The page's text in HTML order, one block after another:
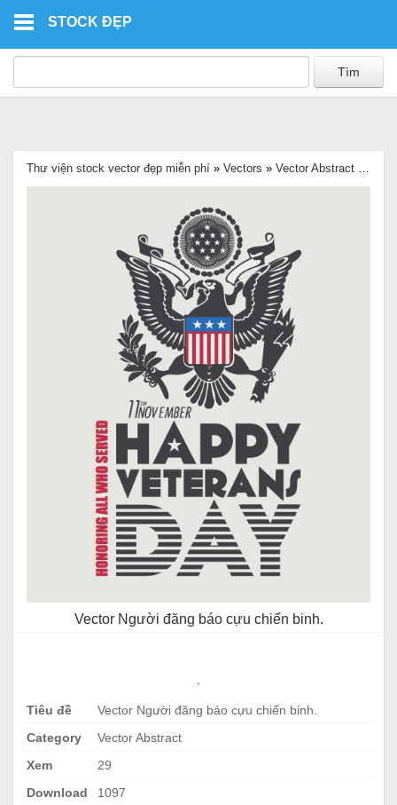
STOCK ĐẸP
Thư viện stock vector đẹp miễn phí » Vectors » Vector Abstract
Vector Người đăng báo cựu chiến binh.
.
Tiêu đề
Vector Người đăng báo cựu chiến binh.
Category
Vector Abstract
Xem
29
Download
1097